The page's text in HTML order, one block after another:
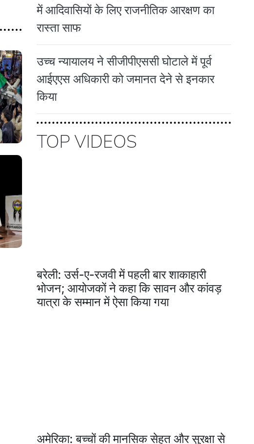
में आदिवासियों के लिए राजनीतिक आरक्षण का
रास्ता साफ
उच्च न्यायालय ने सीजीपीएससी घोटाले में पूर्व
आईएएस अधिकारी को जमानत देने से इनकार
किया
TOP VIDEOS
बरेली: उर्स-ए-रजवी में पहली बार शाकाहारी
भोजन; आयोजकों ने कहा कि सावन और कांवड़
यात्रा के सम्मान में ऐसा किया गया
अमेरिका: बच्चों की मानसिक सेहत और सुरक्षा से